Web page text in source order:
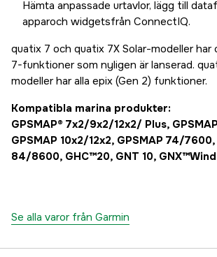
Hämta anpassade urtavlor, lägg till
apparoch widgetsfrån ConnectIQ.
quatix 7 och quatix 7X Solar-modeller har
7-funktioner som nyligen är lanserad.
modeller har alla epix (Gen 2) funktioner.
Kompatibla marina produkter:
GPSMAP® 7x2/9x2/12x2/ Plus,
GPSMAP 10x2/12x2, GPSMAP 74/7600,
84/8600, GHC™20, GNT 10, GNX™Wind
Se alla varor från Garmin